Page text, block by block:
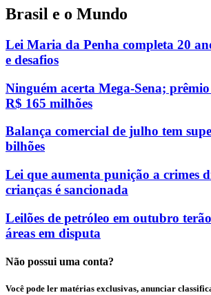
Brasil e o Mundo
Lei Maria da Penha completa 20
e desafios
Ninguém acerta Mega-Sena;
R$ 165 milhões
Balança comercial de julho tem
bilhões
Lei que aumenta punição a crimes
crianças é sancionada
Leilões de petróleo em outubro
áreas em disputa
Não possui uma conta?
Você pode ler matérias exclusivas, anunciar